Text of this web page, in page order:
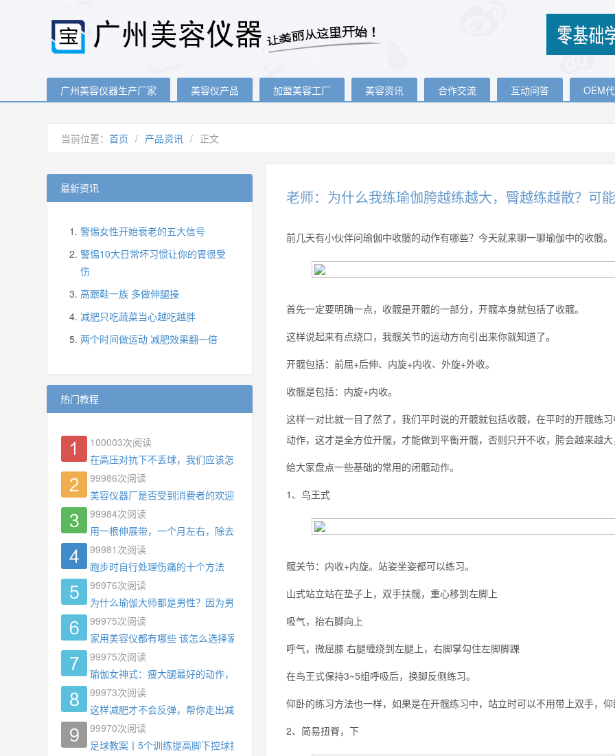
广州美容仪器生产厂家 美容仪产品 加盟美容工厂 美容资讯 合作交流 互动问答 OEM
当前位置： 首页 / 产品资讯 / 正文
老师：为什么我练瑜伽胯越练越大，臀越练越散？可
前几天有小伙伴问瑜伽中收髋的动作有哪些？今天就来聊一聊瑜伽中的收髋。
首先一定要明确一点，收髋是开髋的一部分，开髋本身就包括了收髋。
这样说起来有点绕口，我髋关节的运动方向引出来你就知道了。
开髋包括：前屈+后伸、内旋+内收、外旋+外收。
收髋是包括：内旋+内收。
这样一对比就一目了然了，我们平时说的开髋就包括收髋，在平时的开髋练
动作，这才是全方位开髋，才能做到平衡开髋，否则只开不收，胯会越来越
给大家盘点一些基础的常用的闭髋动作。
1、鸟王式
髋关节：内收+内旋。站姿坐姿都可以练习。
山式站立站在垫子上，双手扶髋，重心移到左脚上
吸气，抬右脚向上
呼气，微屈膝 右腿缠绕到左腿上，右脚掌勾住左脚脚踝
在鸟王式保持3~5组呼吸后，换脚反侧练习。
仰卧的练习方法也一样，如果是在开髋练习中，站立时可以不用带上双手，
2、简易扭脊，下
最新资讯
警惕女性开始衰老的五大信号
警惕10大日常坏习惯让你的胃很受
伤
高跟鞋一族 多做伸腿操
减肥只吃蔬菜当心越吃越胖
两个时间做运动 减肥效果翻一倍
热门教程
100003次阅读
在高压对抗下不丢球，我们应该怎么练?
99986次阅读
美容仪器厂是否受到消费者的欢迎
99984次阅读
用一根伸展带，一个月左右，除去了手臂拜拜肉，背也变薄了
99981 次阅读
跑步时自行处理伤痛的十个方法
99976次阅读
为什么瑜伽大师都是男性？因为男权，让女性失去同等的机会
99975次阅读
家用美容仪都有哪些 该怎么选择家用美容仪
99975次阅读
瑜伽女神式：瘦大腿最好的动作，没有之一，为什么你练了没效果？
99973次阅读
这样减肥才不会反弹，帮你走出减肥瓶颈
99970次阅读
足球教案丨5个训练提高脚下控球技术